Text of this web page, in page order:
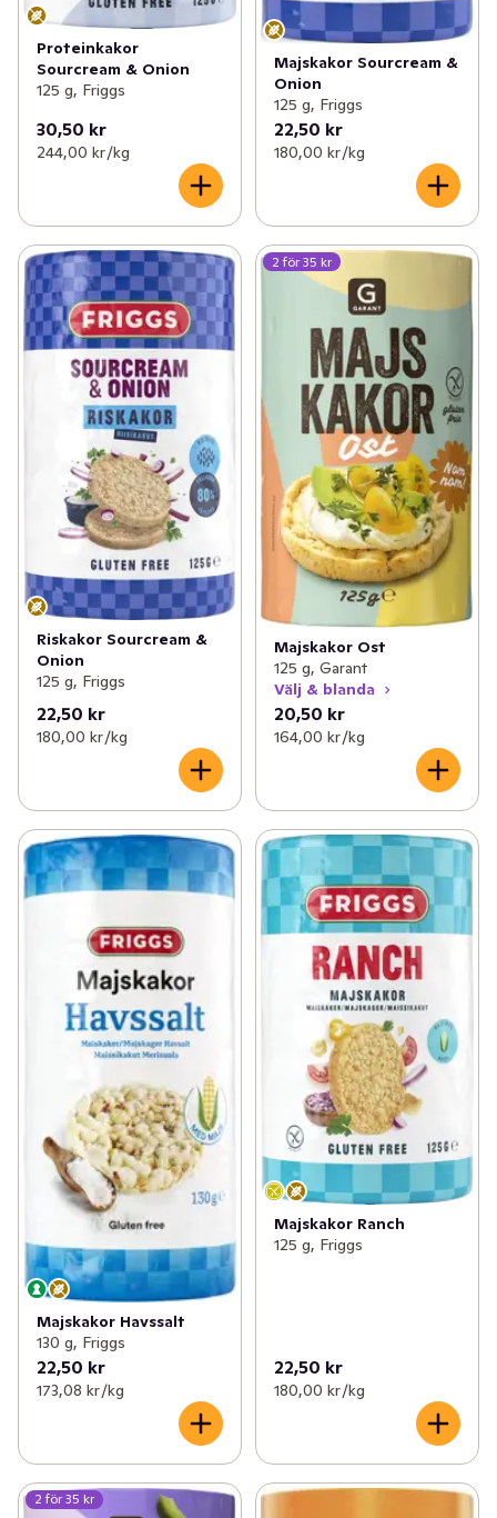
Proteinkakor
Sourcream & Onion
125 g, Friggs
30,50 kr
244,00 kr /kg
Majskakor Sourcream &
Onion
125 g, Friggs
22,50 kr
180,00 kr /kg
Riskakor Sourcream &
Onion
125 g, Friggs
22,50 kr
180,00 kr /kg
2 för 35 kr
Majskakor Ost
125 g, Garant
Välj & blanda
20,50 kr
164,00 kr /kg
Majskakor Havssalt
130 g, Friggs
22,50 kr
173,08 kr /kg
Majskakor Ranch
125 g, Friggs
22,50 kr
180,00 kr /kg
2 för 35 kr